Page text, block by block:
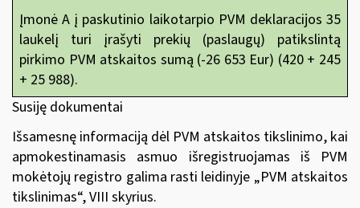
Įmonė A į paskutinio laikotarpio PVM deklaracijos 35
laukelį turi įrašyti prekių (paslaugų) patikslintą
pirkimo PVM atskaitos sumą (-26 653 Eur) (420 + 245
+ 25 988).
Susiję dokumentai
Išsamesnę informaciją dėl PVM atskaitos tikslinimo, kai
apmokestinamasis asmuo išregistruojamas iš PVM
mokėtojų registro galima rasti leidinyje „PVM atskaitos
tikslinimas“, VIII skyrius.